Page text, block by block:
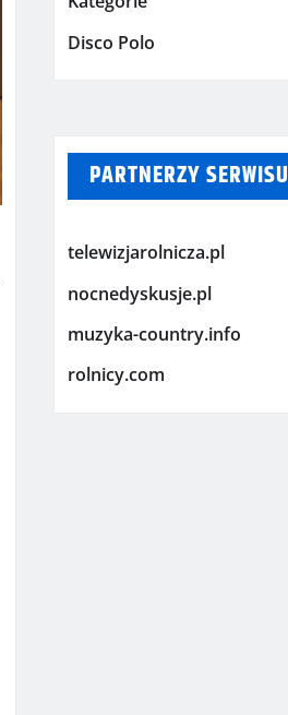
Disco Polo
PARTNERZY SERWISU
telewizjarolnicza.pl
nocnedyskusje.pl
muzyka-country.info
rolnicy.com